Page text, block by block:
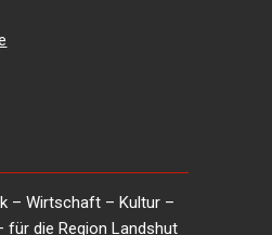
– Wirtschaft – Kultur –
die Region Landshut